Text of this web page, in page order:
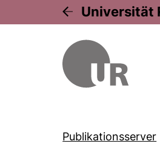
Universität
Publikationsserver